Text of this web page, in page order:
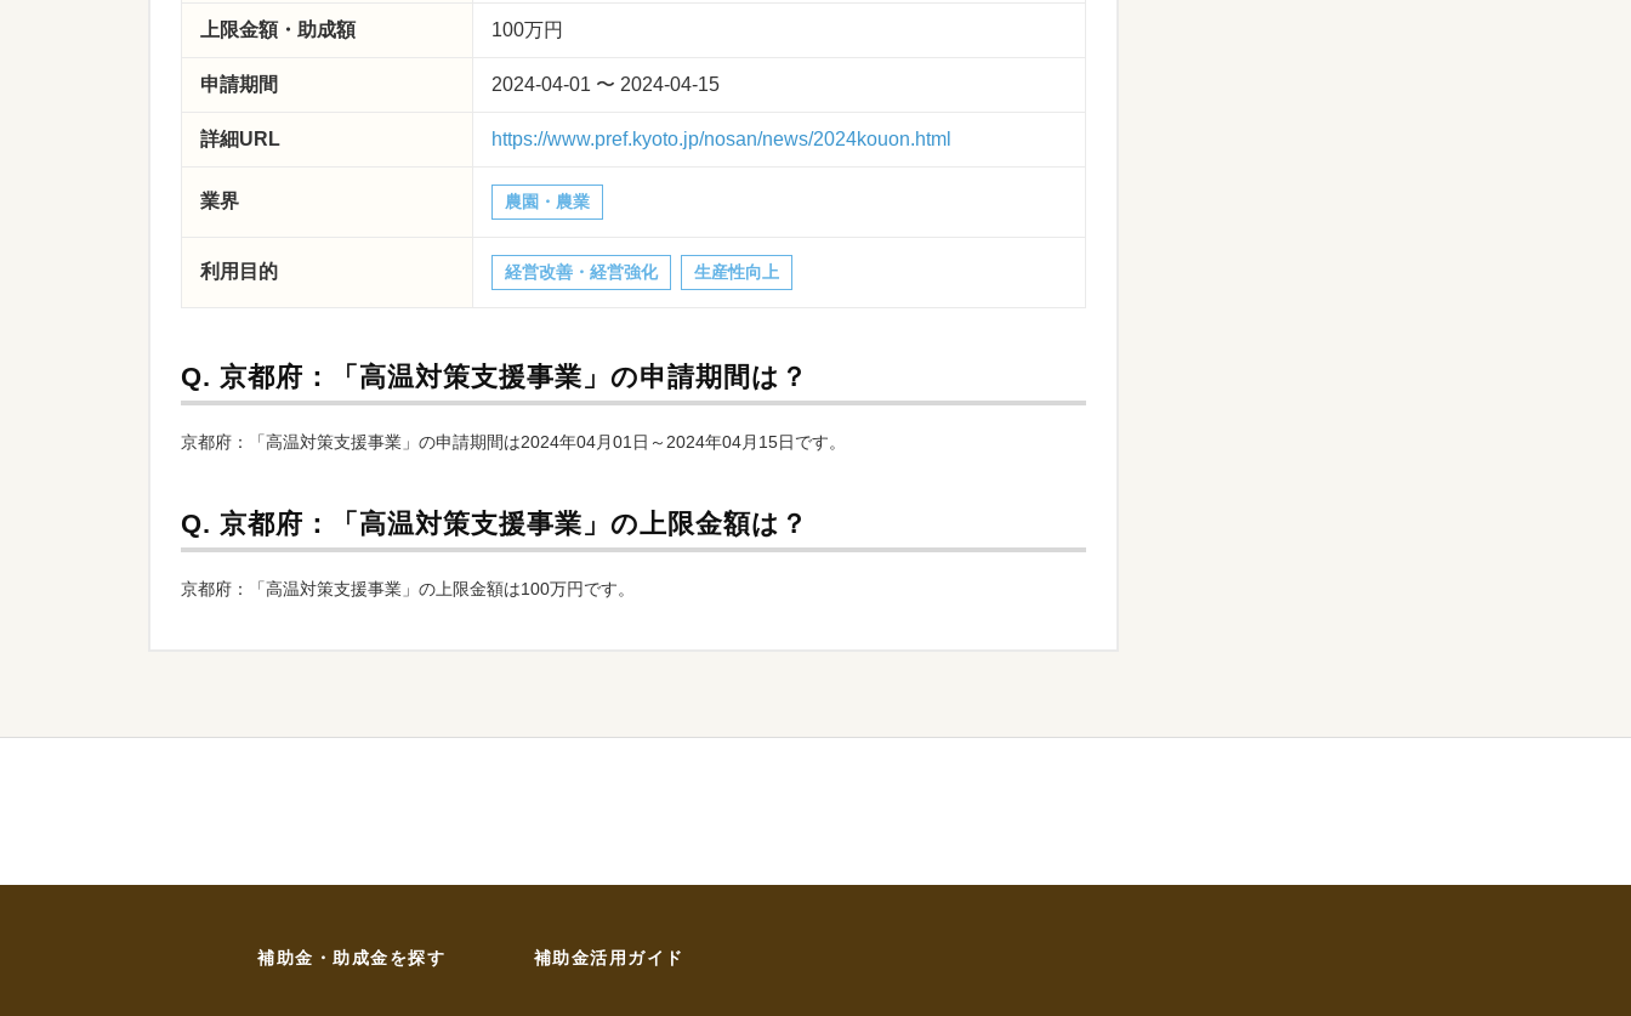
上限金額・助成額 100万円
申請期間 2024-04-01 〜 2024-04-15
詳細URL https://www.pref.kyoto.jp/nosan/news/2024kouon.html
業界 農園・農業
利用目的 経営改善・経営強化 生産性向上
Q. 京都府：「高温対策支援事業」の申請期間は？
京都府：「高温対策支援事業」の申請期間は2024年04月01日～2024年04月15日です。
Q. 京都府：「高温対策支援事業」の上限金額は？
京都府：「高温対策支援事業」の上限金額は100万円です。
補助金・助成金を探す 補助金活用ガイド